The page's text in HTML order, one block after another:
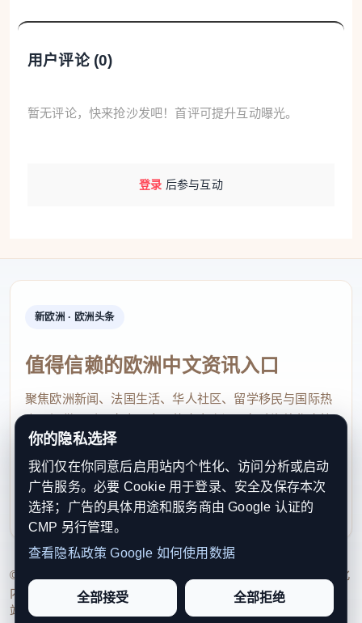
用户评论 (0)
暂无评论，快来抢沙发吧！首评可提升互动曝光。
登录 后参与互动
新欧洲 · 欧洲头条
值得信赖的欧洲中文资讯入口
聚焦欧洲新闻、法国生活、华人社区、留学移民与国际热
点，提供及时、真实、实用的中文资讯，帮助海外华人快
速了解欧洲动态。
contact@xinouzhou.com
服务支持、版权与合作：工作日优先处理站务、投稿与权
利通知
© 2026 新欧洲·欧洲头条. All Rights Reserved. 本网站持续优化
内容透明度、联系方式与用户权利说明，以提升品牌信任感和
站点完整度。
你的隐私选择
我们仅在你同意后启用站内个性化、访问分析或启动
广告服务。必要 Cookie 用于登录、安全及保存本次
选择；广告的具体用途和服务商由 Google 认证的
CMP 另行管理。
查看隐私政策 Google 如何使用数据
全部接受 全部拒绝